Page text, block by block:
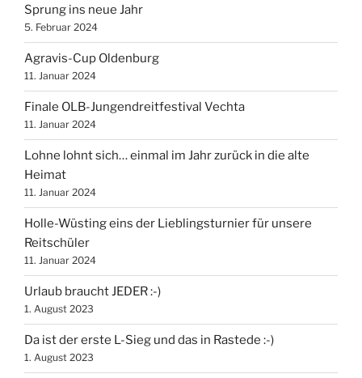
Sprung ins neue Jahr
5. Februar 2024
Agravis-Cup Oldenburg
11. Januar 2024
Finale OLB-Jungendreitfestival Vechta
11. Januar 2024
Lohne lohnt sich… einmal im Jahr zurück in die alte
Heimat
11. Januar 2024
Holle-Wüsting eins der Lieblingsturnier für unsere
Reitschüler
11. Januar 2024
Urlaub braucht JEDER :-)
1. August 2023
Da ist der erste L-Sieg und das in Rastede :-)
1. August 2023